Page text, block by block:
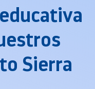
Sierra